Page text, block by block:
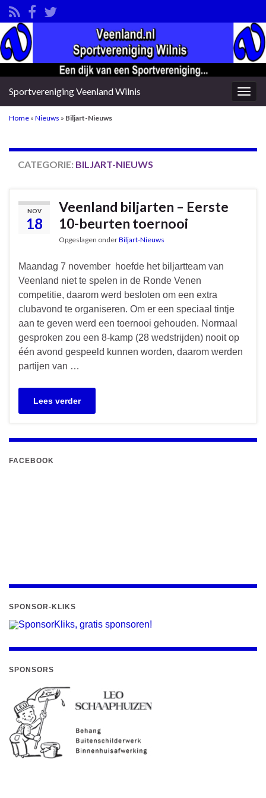
Sportvereniging Veenland Wilnis
Home » Nieuws » Biljart-Nieuws
CATEGORIE: BILJART-NIEUWS
NOV
18
Veenland biljarten – Eerste
10-beurten toernooi
Opgeslagen onderBiljart-Nieuws
Maandag 7 november hoefde het biljartteam van
Veenland niet te spelen in de Ronde Venen
competitie, daarom werd besloten om een extra
clubavond te organiseren. Om er een speciaal tintje
aan te geven werd een toernooi gehouden. Normaal
gesproken zou een 8-kamp (28 wedstrijden) nooit op
één avond gespeeld kunnen worden, daarom werden
partijen van …
Lees verder
FACEBOOK
SPONSOR-KLIKS
SPONSORS